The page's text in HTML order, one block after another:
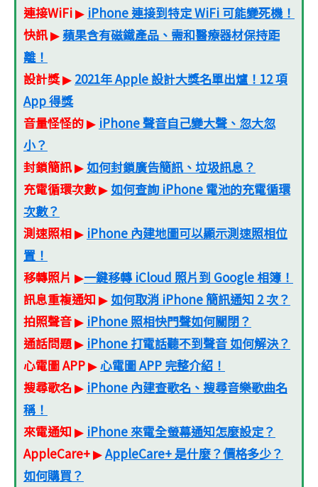
連接WiFi▶ iPhone 連接到特定 WiFi 可能變死機！
快訊▶蘋果含有磁鐵產品、需和醫療器材保持距
離！
設計獎▶ 2021年 Apple 設計大獎名單出爐！12 項
App 得獎
音量怪怪的▶ iPhone 聲音自己變大聲、忽大忽
小？
封鎖簡訊▶ 如何封鎖廣告簡訊、垃圾訊息？
充電循環次數▶ 如何查詢 iPhone 電池的充電循環
次數？
測速照相▶ iPhone 內建地圖可以顯示測速照相位
置！
移轉照片 ▶一鍵移轉 iCloud 照片到 Google 相簿！
訊息重複通知 ▶ 如何取消 iPhone 簡訊通知 2 次？
拍照聲音▶ iPhone 照相快門聲如何關閉？
通話問題▶ iPhone 打電話聽不到聲音 如何解決？
心電圖 APP▶心電圖 APP 完整介紹！
搜尋歌名▶ iPhone 內建查歌名、搜尋音樂歌曲名
稱！
來電通知 ▶ iPhone 來電全螢幕通知怎麼設定？
AppleCare+▶AppleCare+ 是什麼？價格多少？
如何購買？